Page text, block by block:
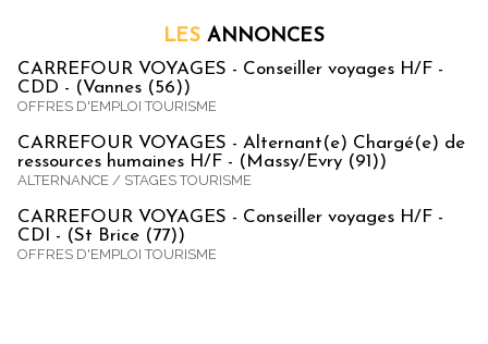
LES ANNONCES
CARREFOUR VOYAGES - Conseiller voyages H/F -
CDD - (Vannes (56))
OFFRES D'EMPLOI TOURISME
CARREFOUR VOYAGES - Alternant(e) Chargé(e) de
ressources humaines H/F - (Massy/Evry (91))
ALTERNANCE / STAGES TOURISME
CARREFOUR VOYAGES - Conseiller voyages H/F -
CDI - (St Brice (77))
OFFRES D'EMPLOI TOURISME